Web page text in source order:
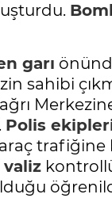
garı
sahibi
. Polis
trafiğine